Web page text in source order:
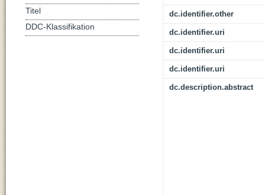
dc.identifier.other
dc.identifier.uri
dc.identifier.uri
dc.identifier.uri
dc.description.abstract
Titel
DDC-Klassifikation